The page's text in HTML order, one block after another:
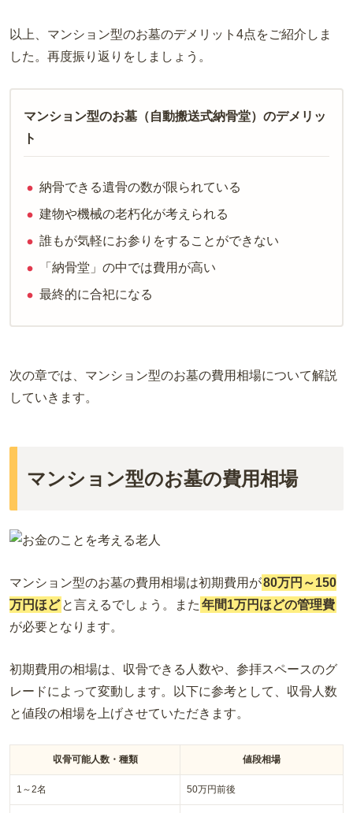
以上、マンション型のお墓のデメリット 4点をご紹介しま
した。再度振り返りをしましょう。
マンション型のお墓（自動搬送式納骨堂）のデメリッ
ト
納骨できる遺骨の数が限られている
建物や機械の老朽化が考えられる
誰もが気軽にお参りをすることができない
「納骨堂」の中では費用が高い
最終的に合祀になる
次の章では、マンション型のお墓の費用相場について解説
していきます。
マンション型のお墓の費用相場
マンション型のお墓の費用相場は初期費用が80万円～150
万円ほど と言えるでしょう。また 年間1万円ほどの管理費
が必要となります。
初期費用の相場は、収骨できる人数や、参拝スペースのグ
レードによって変動します。以下に参考として、収骨人数
と値段の相場を上げさせていただきます。
収骨可能人数・種類 値段相場
1～2名 50万円前後